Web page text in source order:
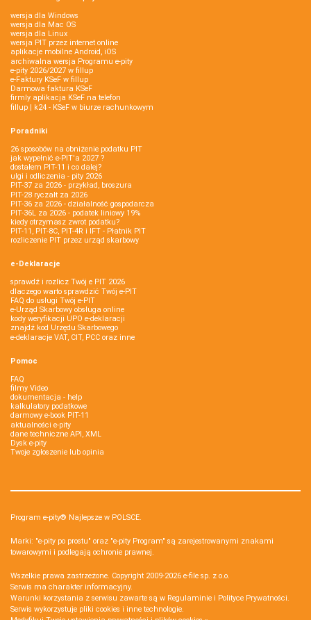
wersja dla Windows
wersja dla Mac OS
wersja dla Linux
wersja PIT przez internet online
aplikacje mobilne Android, iOS
archiwalna wersja Programu e-pity
e-pity 2026/2027 w fillup
e‑Faktury KSeF w fillup
Darmowa faktura KSeF
firmly aplikacja KSeF na telefon
fillup | k24 - KSeF w biurze rachunkowym
Poradniki
26 sposobów na obniżenie podatku PIT
jak wypełnić e-PIT'a 2027 ?
dostałem PIT-11 i co dalej?
ulgi i odliczenia - pity 2026
PIT-37 za 2026 - przykład, broszura
PIT-28 ryczałt za 2026
PIT-36 za 2026 - działalność gospodarcza
PIT-36L za 2026 - podatek liniowy 19%
kiedy otrzymasz zwrot podatku?
PIT-11, PIT-8C, PIT-4R i IFT - Płatnik PIT
rozliczenie PIT przez urząd skarbowy
e-Deklaracje
sprawdź i rozlicz Twój e PIT 2026
dlaczego warto sprawdzić Twój e-PIT
FAQ do usługi Twój e-PIT
e-Urząd Skarbowy obsługa online
kody weryfikacji UPO e-deklaracji
znajdź kod Urzędu Skarbowego
e-deklaracje VAT, CIT, PCC oraz inne
Pomoc
FAQ
filmy Video
dokumentacja - help
kalkulatory podatkowe
darmowy e-book PIT-11
aktualności e-pity
dane techniczne API, XML
Dysk e-pity
Twoje zgłoszenie lub opinia
Program e-pity® Najlepsze w POLSCE.
Marki: "e-pity po prostu" oraz "e-pity Program" są zarejestrowanymi znakami
towarowymi i podlegają ochronie prawnej.
Wszelkie prawa zastrzeżone. Copyright 2009-2026 e-file sp. z o.o.
Serwis ma charakter informacyjny.
Warunki korzystania z serwisu zawarte są w Regulaminie i Polityce Prywatności.
Serwis wykorzystuje pliki cookies i inne technologie.